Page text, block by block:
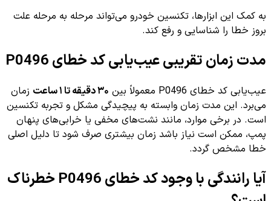
به کمک این ابزارها، تکنسین خودرو می‌تواند مرحله به مرحله علت
بروز خطا را شناسایی و رفع کند.
مدت زمان تقریبی عیب‌یابی کد خطای P0496
عیب‌یابی کد خطای P0496 معمولاً بین ۳۰ دقیقه تا ۱ ساعت
زمان
می‌برد. این مدت زمان وابسته به پیچیدگی مشکل و تجربه تکنسین
است. در برخی موارد، مانند نشت‌های مخفی یا خرابی‌های پنهان
پمپ، ممکن است نیاز باشد زمان بیشتری صرف شود تا دلیل اصلی
خطا مشخص گردد.
آیا رانندگی با وجود کد خطای P0496 خطرناک